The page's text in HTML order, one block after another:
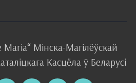
Maria“ Мінска-Магілёўскай
Касцёла ў Беларусі